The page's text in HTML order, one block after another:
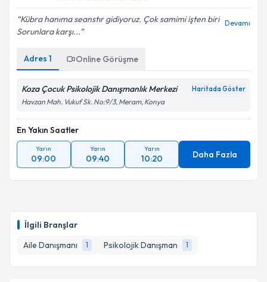
İlgili Branşlar
Aile Danışmanı
1 Psikolojik Danışman 1
Kübra hanıma seanstır gidiyoruz. Çok samimi işten biri
Sorunlara karşı...
Devamı
Adres 1 Online Görüşme
Koza Çocuk Psikolojik Danışmanlık Merkezi Haritada Göster
Havzan Mah. Vukuf Sk. No:9/3, Meram, Konya
En Yakın Saatler
Yarın
09:00
Yarın
09:40
Yarın
10:20 Daha Fazla